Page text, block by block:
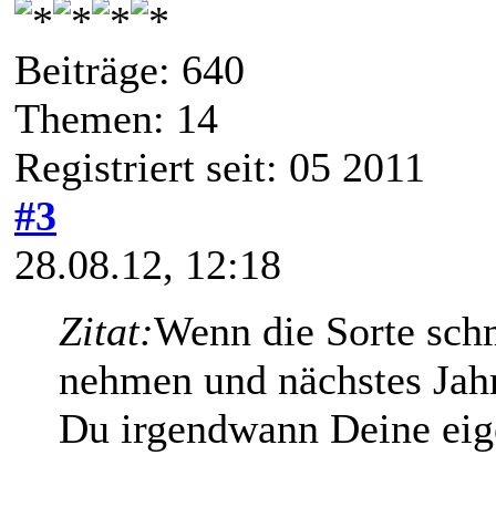
Beiträge: 640
Themen: 14
Registriert seit: 05 2011
#3
28.08.12, 12:18
Zitat:Wenn die Sorte
nehmen und nächstes
Du irgendwann Deine